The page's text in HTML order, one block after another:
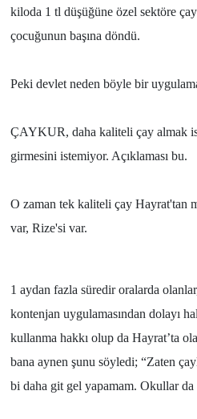
kiloda 1 tl düşüğüne özel sektöre
çocuğunun başına döndü.
Peki devlet neden böyle bir
ÇAYKUR, daha kaliteli çay almak
girmesini istemiyor. Açıklaması bu.
O zaman tek kaliteli çay Hayrat'tan
var, Rize'si var.
1 aydan fazla süredir oralarda
kontenjan uygulamasından dolayı
kullanma hakkı olup da Hayrat’ta
bana aynen şunu söyledi; “Zaten
bi daha git gel yapamam. Okullar da